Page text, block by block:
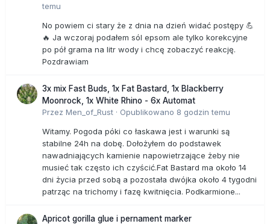
temu
No powiem ci stary że z dnia na dzień widać postępy 💪
🔥 Ja wczoraj podałem sól epsom ale tylko korekcyjne
po pół grama na litr wody i chcę zobaczyć reakcję.
Pozdrawiam
3x mix Fast Buds, 1x Fat Bastard, 1x Blackberry
Moonrock, 1x White Rhino - 6x Automat
Przez Men_of_Rust · Opublikowano 8 godzin temu
Witamy. Pogoda póki co łaskawa jest i warunki są
stabilne 24h na dobę. Dołożyłem do podstawek
nawadniających kamienie napowietrzające żeby nie
musieć tak często ich czyścić.Fat Bastard ma około 14
dni życia przed sobą a pozostała dwójka około 4 tygodni
patrząc na trichomy i fazę kwitnięcia. Podkarmione...
Apricot gorilla glue i pernament marker